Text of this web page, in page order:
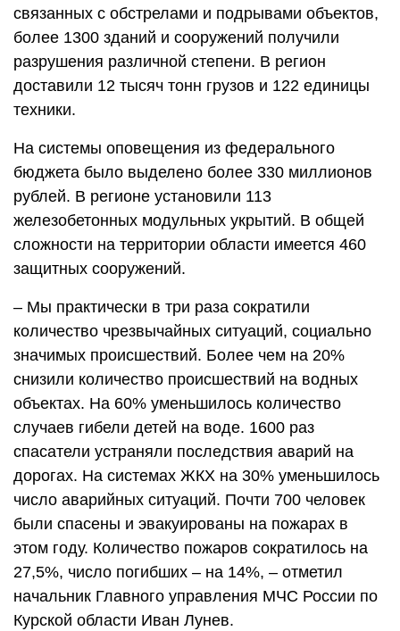
связанных с обстрелами и подрывами объектов,
более 1300 зданий и сооружений получили
разрушения различной степени. В регион
доставили 12 тысяч тонн грузов и 122 единицы
техники.
На системы оповещения из федерального
бюджета было выделено более 330 миллионов
рублей. В регионе установили 113
железобетонных модульных укрытий. В общей
сложности на территории области имеется 460
защитных сооружений.
– Мы практически в три раза сократили
количество чрезвычайных ситуаций, социально
значимых происшествий. Более чем на 20%
снизили количество происшествий на водных
объектах. На 60% уменьшилось количество
случаев гибели детей на воде. 1600 раз
спасатели устраняли последствия аварий на
дорогах. На системах ЖКХ на 30% уменьшилось
число аварийных ситуаций. Почти 700 человек
были спасены и эвакуированы на пожарах в
этом году. Количество пожаров сократилось на
27,5%, число погибших – на 14%, – отметил
начальник Главного управления МЧС России по
Курской области Иван Лунев.